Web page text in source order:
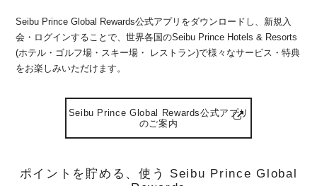
Seibu Prince Global Rewards公式アプリをダウンロードし、新規入
会・ログインすることで、世界各国のSeibu Prince Hotels & Resorts
(ホテル・ゴルフ場・スキー場・ レストラン)で様々なサービス・特典
をお楽しみいただけます。
Seibu Prince Global Rewards公式アプリ
のご案内
ポイントを貯める、使う Seibu Prince Global